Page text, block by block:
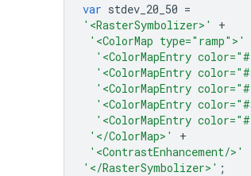
var stdev_20_50 =
'<RasterSymbolizer>'
+
'<ColorMap type="ramp">'
'<ColorMapEntry
'<ColorMapEntry
'<ColorMapEntry
'<ColorMapEntry
'<ColorMapEntry
'</ColorMap>'
+
'<ContrastEnhancement/>'
'</RasterSymbolizer>' ;